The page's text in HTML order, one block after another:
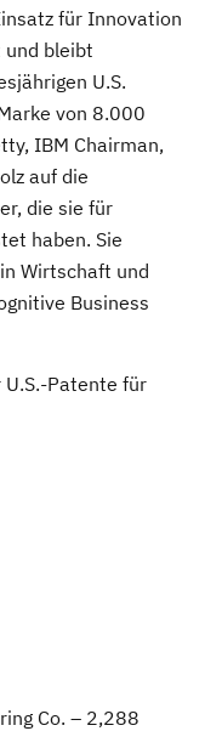
für Innovation
und bleibt
U.S.
von 8.000
IBM Chairman,
auf die
die sie für
haben. Sie
Wirtschaft und
Business
Patente für
Co. – 2,288